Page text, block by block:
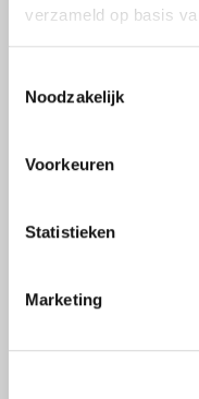
verzameld op basis
Noodzakelijk
Voorkeuren
Statistieken
Marketing
Achternaam
*
*
Wens